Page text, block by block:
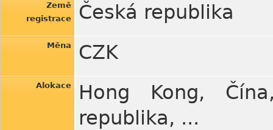
Země
registrace
Česká republika
Měna CZK
Alokace
Hong Kong,
republika, ...